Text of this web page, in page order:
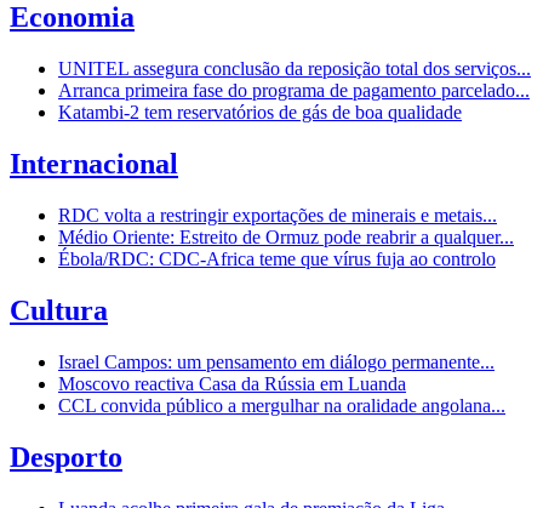
Economia
UNITEL assegura conclusão da reposição total dos serviços...
Arranca primeira fase do programa de pagamento parcelado...
Katambi-2 tem reservatórios de gás de boa qualidade
Internacional
RDC volta a restringir exportações de minerais e metais...
Médio Oriente: Estreito de Ormuz pode reabrir a qualquer...
Ébola/RDC: CDC-Africa teme que vírus fuja ao controlo
Cultura
Israel Campos: um pensamento em diálogo permanente...
Moscovo reactiva Casa da Rússia em Luanda
CCL convida público a mergulhar na oralidade angolana...
Desporto